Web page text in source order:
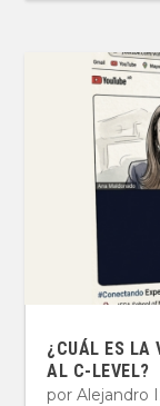
¿CUÁL ES LA
AL C-LEVEL?
porAlejandro